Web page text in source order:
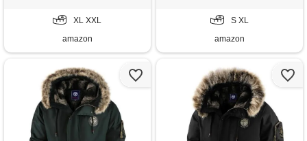
XL XXL
amazon
S XL
amazon